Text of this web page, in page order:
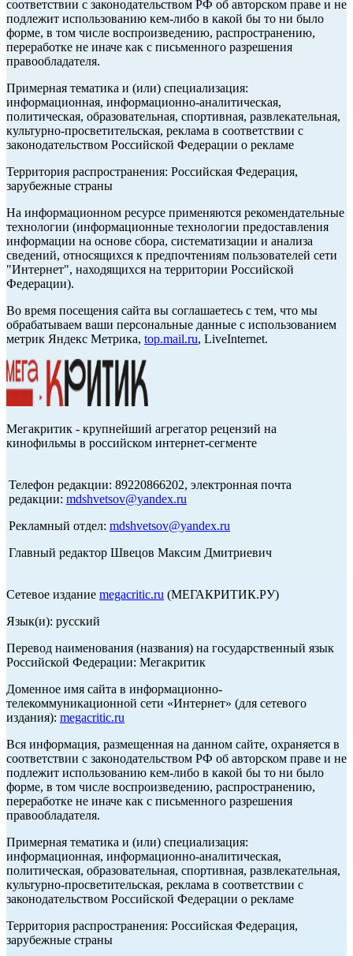
соответствии с законодательством РФ об авторском праве и не
подлежит использованию кем-либо в какой бы то ни было
форме, в том числе воспроизведению, распространению,
переработке не иначе как с письменного разрешения
правообладателя.
Примерная тематика и (или) специализация:
информационная, информационно-аналитическая,
политическая, образовательная, спортивная, развлекательная,
культурно-просветительская, реклама в соответствии с
законодательством Российской Федерации о рекламе
Территория распространения: Российская Федерация,
зарубежные страны
На информационном ресурсе применяются рекомендательные
технологии (информационные технологии предоставления
информации на основе сбора, систематизации и анализа
сведений, относящихся к предпочтениям пользователей сети
"Интернет", находящихся на территории Российской
Федерации).
Во время посещения сайта вы соглашаетесь с тем, что мы
обрабатываем ваши персональные данные с использованием
метрик Яндекс Метрика, top.mail.ru, LiveInternet.
Мегакритик - крупнейший агрегатор рецензий на
кинофильмы в российском интернет-сегменте
Телефон редакции: 89220866202, электронная почта
редакции: mdshvetsov@yandex.ru
Рекламный отдел: mdshvetsov@yandex.ru
Главный редактор Швецов Максим Дмитриевич
Сетевое издание megacritic.ru (МЕГАКРИТИК.РУ)
Язык(и): русский
Перевод наименования (названия) на государственный язык
Российской Федерации: Мегакритик
Доменное имя сайта в информационно-
телекоммуникационной сети «Интернет» (для сетевого
издания): megacritic.ru
Вся информация, размещенная на данном сайте, охраняется в
соответствии с законодательством РФ об авторском праве и не
подлежит использованию кем-либо в какой бы то ни было
форме, в том числе воспроизведению, распространению,
переработке не иначе как с письменного разрешения
правообладателя.
Примерная тематика и (или) специализация:
информационная, информационно-аналитическая,
политическая, образовательная, спортивная, развлекательная,
культурно-просветительская, реклама в соответствии с
законодательством Российской Федерации о рекламе
Территория распространения: Российская Федерация,
зарубежные страны